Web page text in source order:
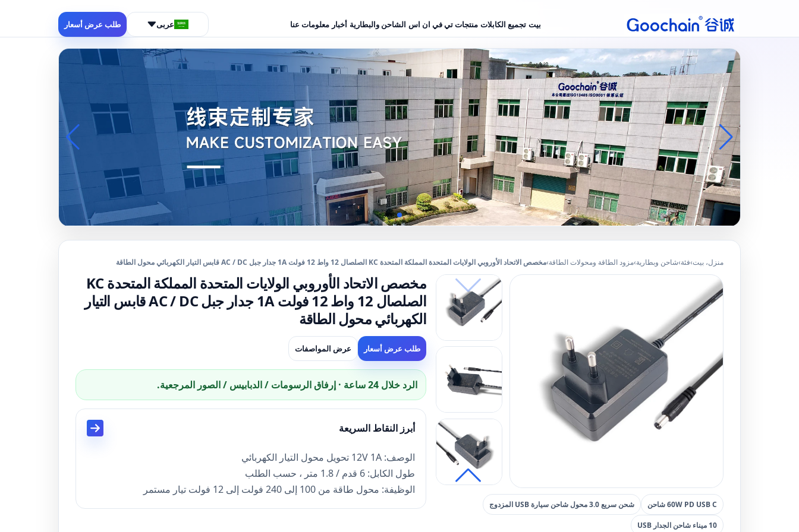
بيت تجميع الكابلات منتجات تي في ان اس الشاحن والبطارية أخبار معلومات عنا عربى طلب عرض أسعار
منزل، بيت›فئة›شاحن وبطارية›مزود الطاقة ومحولات الطاقة›مخصص الاتحاد الأوروبي الولايات المتحدة المملكة المتحدة KC الصلصال 12 واط 12 فولت 1A جدار جبل AC / DC قابس التيار الكهربائي محول الطاقة
60W PD USB C شاحن شحن سريع 3.0 محول شاحن سيارة USB المزدوج
10 ميناء شاحن الجدار USB
مخصص الاتحاد الأوروبي الولايات المتحدة المملكة المتحدة KC
الصلصال 12 واط 12 فولت 1A جدار جبل AC / DC قابس التيار
الكهربائي محول الطاقة
طلب عرض أسعار عرض المواصفات
الرد خلال 24 ساعة · إرفاق الرسومات / الدبابيس / الصور المرجعية.
أبرز النقاط السريعة
الوصف: 12V 1A تحويل محول التيار الكهربائي
طول الكابل: 6 قدم / 1.8 متر ، حسب الطلب
الوظيفة: محول طاقة من 100 إلى 240 فولت إلى 12 فولت تيار مستمر
لون أسود